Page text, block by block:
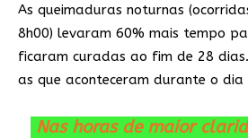
As queimaduras noturnas
8h00) levaram 60% mais tempo
ficaram curadas ao fim de 28
as que aconteceram durante o
Nas horas de maior